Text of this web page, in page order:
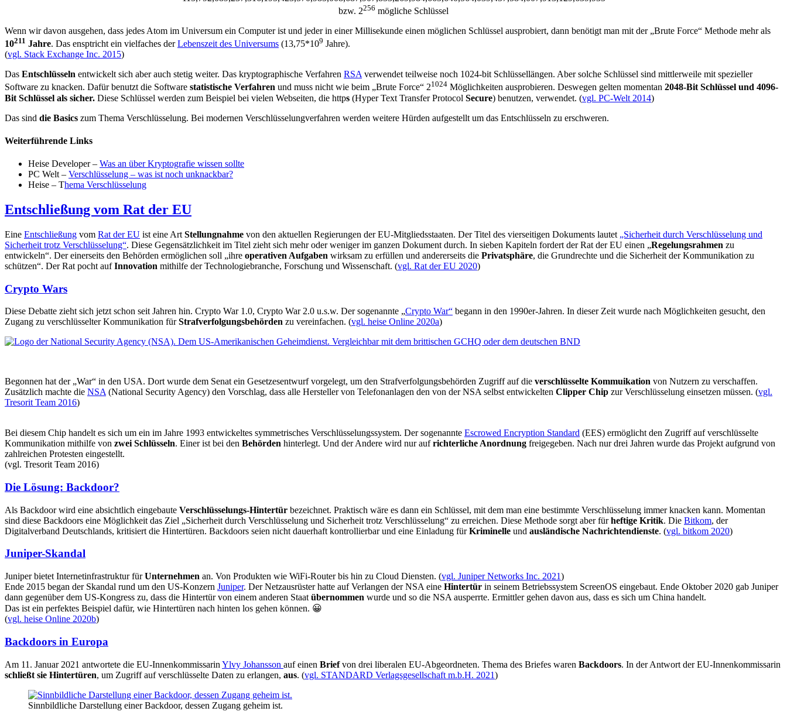
bzw. 2256 mögliche Schlüssel
Wenn wir davon ausgehen, dass jedes Atom im Universum ein Computer ist und jeder in einer Millisekunde einen möglichen Schlüssel ausprobiert, dann benötigt man mit der „Brute Force“ Methode mehr als
10211 Jahre. Das ensptricht ein vielfaches derLebenszeit des Universums (13,75*109 Jahre).
(vgl. Stack Exchange Inc. 2015)
Das Entschlüsseln entwickelt sich aber auch stetig weiter. Das kryptographische Verfahren RSA verwendet teilweise noch 1024-bit Schlüssellängen. Aber solche Schlüssel sind mittlerweile mit spezieller
Software zu knacken. Dafür benutzt die Software statistische Verfahren und muss nicht wie beim „Brute Force“ 21024 Möglichkeiten ausprobieren. Deswegen gelten momentan 2048-Bit Schlüssel und 4096-
Bit Schlüssel als sicher. Diese Schlüssel werden zum Beispiel bei vielen Webseiten, die https (Hyper Text Transfer Protocol Secure) benutzen, verwendet. (vgl. PC-Welt 2014)
Das sind die Basics zum Thema Verschlüsselung. Bei modernen Verschlüsselungverfahren werden weitere Hürden aufgestellt um das Entschlüsseln zu erschweren.
Weiterführende Links
Heise Developer – Was an über Kryptografie wissen sollte
PC Welt – Verschlüsselung – was ist noch unknackbar?
Heise – Thema Verschlüsselung
Entschließung vom Rat der EU
Eine Entschließung vom Rat der EU ist eine Art Stellungnahme von den aktuellen Regierungen der EU-Mitgliedsstaaten. Der Titel des vierseitigen Dokuments lautet „Sicherheit durch Verschlüsselung und
Sicherheit trotz Verschlüsselung“. Diese Gegensätzlichkeit im Titel zieht sich mehr oder weniger im ganzen Dokument durch. In sieben Kapiteln fordert der Rat der EU einen „Regelungsrahmen zu
entwickeln“. Der einerseits den Behörden ermöglichen soll „ihre operativen Aufgaben wirksam zu erfüllen und andererseits die Privatsphäre, die Grundrechte und die Sicherheit der Kommunikation zu
schützen“. Der Rat pocht aufInnovation mithilfe der Technologiebranche, Forschung und Wissenschaft. (vgl. Rat der EU 2020)
Crypto Wars
Diese Debatte zieht sich jetzt schon seit Jahren hin. Crypto War 1.0, Crypto War 2.0 u.s.w. Der sogenannte „Crypto War“ begann in den 1990er-Jahren. In dieser Zeit wurde nach Möglichkeiten gesucht, den
Zugang zu verschlüsselter Kommunikation fürStrafverfolgungsbehörden zu vereinfachen. (vgl. heise Online 2020a)
Begonnen hat der „War“ in den USA. Dort wurde dem Senat ein Gesetzesentwurf vorgelegt, um den Strafverfolgungsbehörden Zugriff auf die verschlüsselte Kommuikation von Nutzern zu verschaffen.
Zusätzlich machte die NSA (National Security Agency) den Vorschlag, dass alle Hersteller von Telefonanlagen den von der NSA selbst entwickelten Clipper Chip zur Verschlüsselung einsetzen müssen. (vgl.
Tresorit Team 2016)
Bei diesem Chip handelt es sich um ein im Jahre 1993 entwickeltes symmetrisches Verschlüsselungssystem. Der sogenannte Escrowed Encryption Standard (EES) ermöglicht den Zugriff auf verschlüsselte
Kommunikation mithilfe von zwei Schlüsseln. Einer ist bei den Behörden hinterlegt. Und der Andere wird nur aufrichterliche Anordnung freigegeben. Nach nur drei Jahren wurde das Projekt aufgrund von
zahlreichen Protesten eingestellt.
(vgl. Tresorit Team 2016)
Die Lösung: Backdoor?
Als Backdoor wird eine absichtlich eingebaute Verschlüsselungs-Hintertür bezeichnet. Praktisch wäre es dann ein Schlüssel, mit dem man eine bestimmte Verschlüsselung immer knacken kann. Momentan
sind diese Backdoors eine Möglichkeit das Ziel „Sicherheit durch Verschlüsselung und Sicherheit trotz Verschlüsselung“ zu erreichen. Diese Methode sorgt aber fürheftige Kritik. Die Bitkom, der
Digitalverband Deutschlands, kritisiert die Hintertüren. Backdoors seien nicht dauerhaft kontrollierbar und eine Einladung fürKriminelle und ausländische Nachrichtendienste. (vgl. bitkom 2020)
Juniper-Skandal
Juniper bietet Internetinfrastruktur fürUnternehmen an. Von Produkten wie WiFi-Router bis hin zu Cloud Diensten. (vgl. Juniper Networks Inc. 2021)
Ende 2015 began der Skandal rund um den US-Konzern Juniper. Der Netzausrüster hatte auf Verlangen der NSA eine Hintertür in seinem Betriebssystem ScreenOS eingebaut. Ende Oktober 2020 gab Juniper
dann gegenüber dem US-Kongress zu, dass die Hintertür von einem anderen Staat übernommen wurde und so die NSA ausperrte. Ermittler gehen davon aus, dass es sich um China handelt.
Das ist ein perfektes Beispiel dafür, wie Hintertüren nach hinten los gehen können. 😀
(vgl. heise Online 2020b)
Backdoors in Europa
Am 11. Januar 2021 antwortete die EU-Innenkommissarin Ylvy Johansson auf einen Briefvon drei liberalen EU-Abgeordneten. Thema des Briefes waren Backdoors. In der Antwort der EU-Innenkommissarin
schließt sie Hintertüren, um Zugriff auf verschlüsselte Daten zu erlangen, aus. (vgl. STANDARD Verlagsgesellschaft m.b.H. 2021)
Sinnbildliche Darstellung einer Backdoor, dessen Zugang geheim ist.